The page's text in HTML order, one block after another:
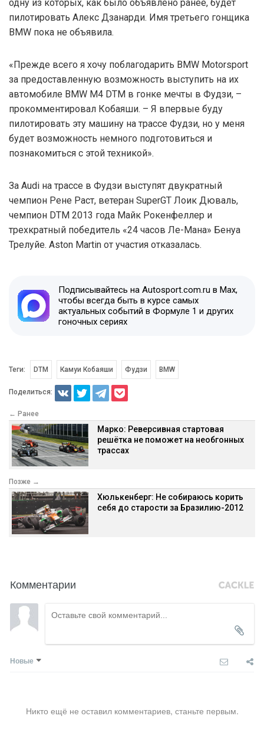
одну из которых, как было объявлено ранее, будет
пилотировать Алекс Дзанарди. Имя третьего гонщика
BMW пока не объявила.
«Прежде всего я хочу поблагодарить BMW Motorsport
за предоставленную возможность выступить на их
автомобиле BMW M4 DTM в гонке мечты в Фудзи, –
прокомментировал Кобаяши. – Я впервые буду
пилотировать эту машину на трассе Фудзи, но у меня
будет возможность немного подготовиться и
познакомиться с этой техникой».
За Audi на трассе в Фудзи выступят двукратный
чемпион Рене Раст, ветеран SuperGT Лоик Дюваль,
чемпион DTM 2013 года Майк Рокенфеллер и
трехкратный победитель «24 часов Ле-Мана» Бенуа
Трелуйе. Aston Martin от участия отказалась.
Подписывайтесь на Autosport.com.ru в Max,
чтобы всегда быть в курсе самых
актуальных событий в Формуле 1 и других
гоночных сериях
Теги: DTM Камуи Кобаяши Фудзи BMW
Поделиться:
← Ранее
Марко: Реверсивная стартовая
решётка не поможет на необгонных
трассах
Позже →
Хюлькенберг: Не собираюсь корить
себя до старости за Бразилию-2012
Комментарии
Новые
Никто ещё не оставил комментариев, станьте первым.